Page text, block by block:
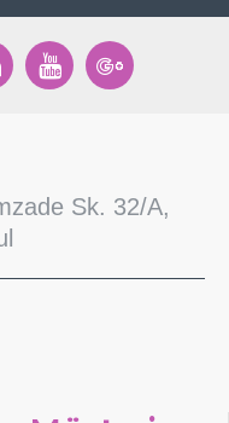
Sk. 32/A,